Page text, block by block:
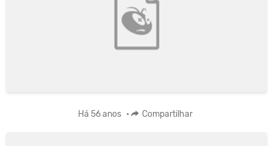
Há 56 anos • Compartilhar